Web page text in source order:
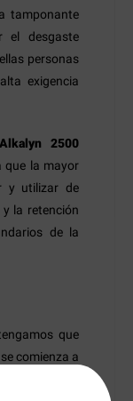
tamponante
el desgaste
personas
exigencia
2500
que la mayor
y utilizar de
la retención
de la
que
comienza a